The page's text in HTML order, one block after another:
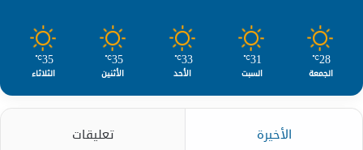
28
℃
الجمعة
31
℃
السبت
33
℃
الأحد
35
℃
الأثنين
35
℃
الثلاثاء
الأخيرة تعليقات